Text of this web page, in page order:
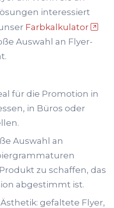
interessiert
Farbkalkulator
Auswahl an Flyer-
für die Promotion in
in Büros oder
Auswahl an
zu schaffen, das
abgestimmt ist.
gefaltete Flyer,